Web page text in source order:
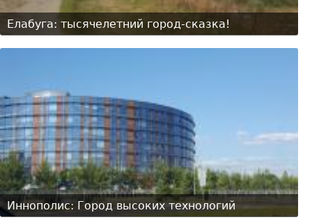
Елабуга: тысячелетний город-сказка!
Иннополис: Город высоких технологий